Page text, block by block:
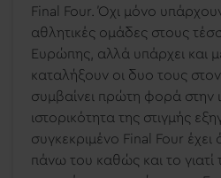
Final Four. Όχι μόνο
αθλητικές ομάδες στους
Ευρώπης, αλλά υπάρχει και
καταλήξουν οι δυο τους στον
συμβαίνει πρώτη φορά στην
ιστορικότητα της στιγμής
συγκεκριμένο Final Four
πάνω του καθώς και το γιατί